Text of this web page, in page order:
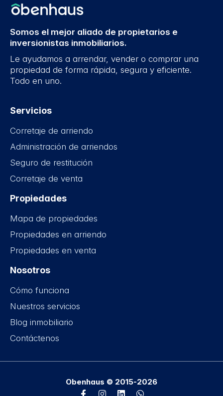
Somos el mejor aliado de propietarios e
inversionistas inmobiliarios.
Le ayudamos a arrendar, vender o comprar una
propiedad de forma rápida, segura y eficiente.
Todo en uno.
Servicios
Corretaje de arriendo
Administración de arriendos
Seguro de restitución
Corretaje de venta
Propiedades
Mapa de propiedades
Propiedades en arriendo
Propiedades en venta
Nosotros
Cómo funciona
Nuestros servicios
Blog inmobiliario
Contáctenos
Obenhaus © 2015-2026